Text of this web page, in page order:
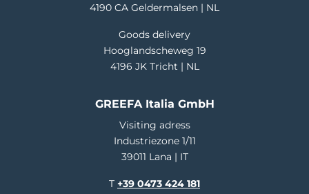
4190 CA Geldermalsen | NL
Goods delivery
Hooglandscheweg 19
4196 JK Tricht | NL
GREEFA Italia GmbH
Visiting adress
Industriezone 1/11
39011 Lana | IT
T +39 0473 424 181